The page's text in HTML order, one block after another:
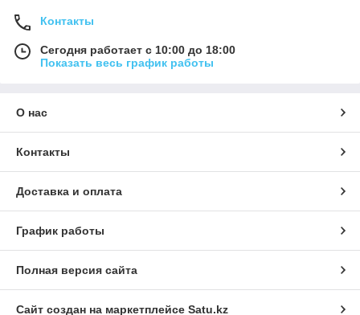
Контакты
Сегодня работает с 10:00 до 18:00
Показать весь график работы
О нас
Контакты
Доставка и оплата
График работы
Полная версия сайта
Сайт создан на маркетплейсе Satu.kz